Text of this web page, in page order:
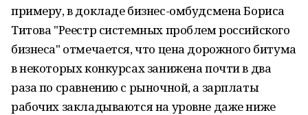
примеру, в докладе бизнес-омбудсмена Бориса
Титова "Реестр системных проблем российского
бизнеса" отмечается, что цена дорожного битума
в некоторых конкурсах занижена почти в два
раза по сравнению с рыночной, а зарплаты
рабочих закладываются на уровне даже ниже